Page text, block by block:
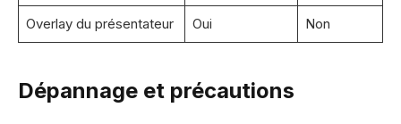
Overlay du présentateur Oui Non
Dépannage et précautions